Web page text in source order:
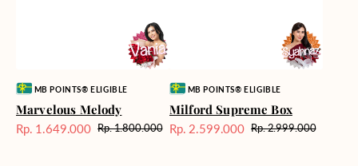
Vendor:MB POINTS® ELIGIBLE
Marvelous Melody
Harga
Rp. 1.649.000 Harga
Rp. 1.800.000
Vendor:MB POINTS® ELIGIBLE
Milford Supreme Box
Harga
Rp. 2.599.000 Harga
Rp. 2.999.000